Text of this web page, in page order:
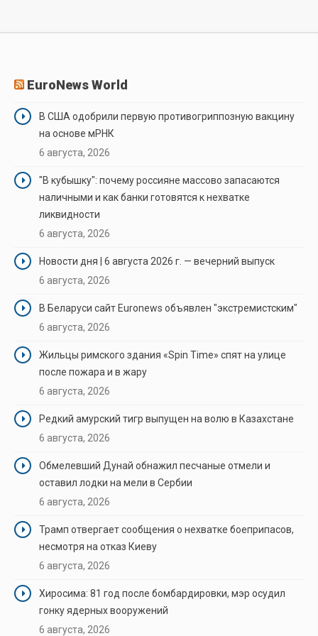
EuroNews World
В США одобрили первую противогриппозную вакцину
на основе мРНК
6 августа, 2026
"В кубышку": почему россияне массово запасаются
наличными и как банки готовятся к нехватке
ликвидности
6 августа, 2026
Новости дня | 6 августа 2026 г. — вечерний выпуск
6 августа, 2026
В Беларуси сайт Euronews объявлен "экстремистским"
6 августа, 2026
Жильцы римского здания «Spin Time» спят на улице
после пожара и в жару
6 августа, 2026
Редкий амурский тигр выпущен на волю в Казахстане
6 августа, 2026
Обмелевший Дунай обнажил песчаные отмели и
оставил лодки на мели в Сербии
6 августа, 2026
Трамп отвергает сообщения о нехватке боеприпасов,
несмотря на отказ Киеву
6 августа, 2026
Хиросима: 81 год после бомбардировки, мэр осудил
гонку ядерных вооружений
6 августа, 2026